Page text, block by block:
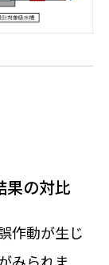
果の対比
作動が生じ
みられま